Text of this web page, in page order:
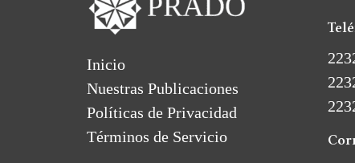
Inicio
Nuestras Publicaciones
Políticas de Privacidad
Términos de Servicio